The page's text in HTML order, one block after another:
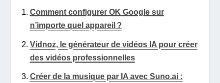
Comment configurer OK Google sur
n’importe quel appareil ?
Vidnoz, le générateur de vidéos IA pour créer
des vidéos professionnelles
Créer de la musique par IA avec Suno.ai :